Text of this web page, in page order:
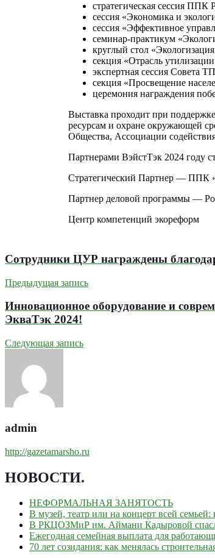
стратегическая сессия
сессия «Экономика и
сессия «Эффективное
семинар-практикум
круглый стол
секция «Отрасль
экспертная сессия Совета
секция «Просвещение
церемония награждения
Выставка проходит при
ресурсам и охране окружающей
Общества, Ассоциации
Партнерами ВэйстТэк 2024 году
Стратегический Партнер — ППК
Партнер деловой программы —
Центр компетенций экореформ
Сотрудники ЦУР награждены
Предыдущая запись
Инновационное оборудование и
ЭкваТэк 2024!
Следующая запись
admin
http://gazetamarsho.ru
НОВОСТИ.
НЕФОРМАЛЬНАЯ ЗАНЯТОСТЬ
В музей, театр или на концерт всей
В РКЦОЗМиР им. Аймани Кадыровой
Ежегодная семейная выплата для
70 лет созидания: как менялась